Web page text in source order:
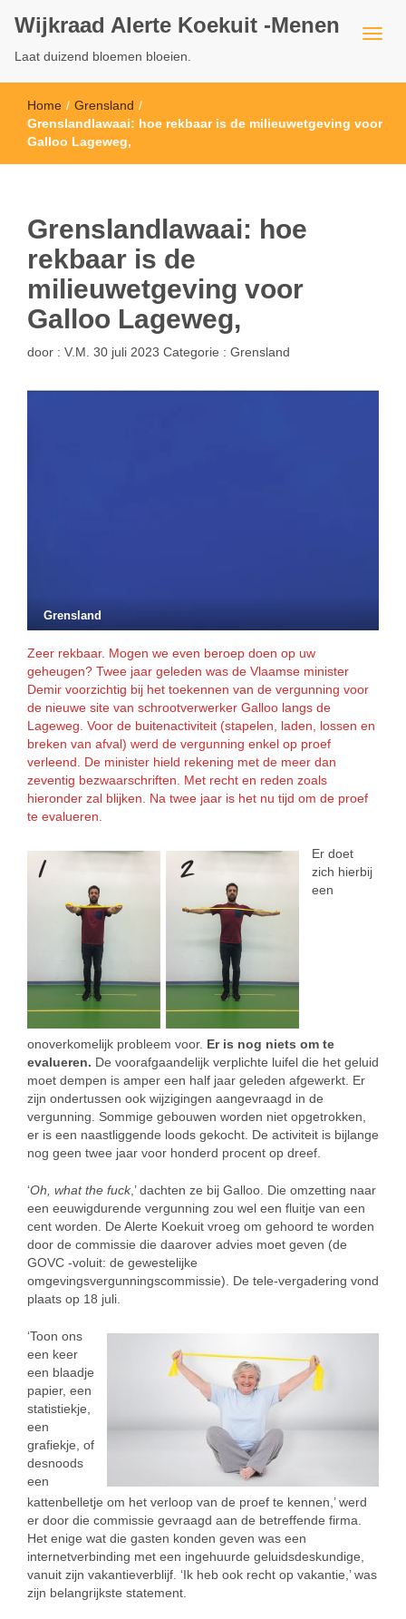
Wijkraad Alerte Koekuit -Menen
Laat duizend bloemen bloeien.
Home / Grensland /
Grenslandlawaai: hoe rekbaar is de milieuwetgeving voor
Galloo Lageweg,
Grenslandlawaai: hoe
rekbaar is de
milieuwetgeving voor
Galloo Lageweg,
door : V.M. 30 juli 2023 Categorie : Grensland
Grensland
Zeer rekbaar. Mogen we even beroep doen op uw
geheugen? Twee jaar geleden was de Vlaamse minister
Demir voorzichtig bij het toekennen van de vergunning voor
de nieuwe site van schrootverwerker Galloo langs de
Lageweg. Voor de buitenactiviteit (stapelen, laden, lossen en
breken van afval) werd de vergunning enkel op proef
verleend. De minister hield rekening met de meer dan
zeventig bezwaarschriften. Met recht en reden zoals
hieronder zal blijken. Na twee jaar is het nu tijd om de proef
te evalueren.
Er doet
zich hierbij
een
onoverkomelijk probleem voor. Er is nog niets om te
evalueren. De voorafgaandelijk verplichte luifel die het geluid
moet dempen is amper een half jaar geleden afgewerkt. Er
zijn ondertussen ook wijzigingen aangevraagd in de
vergunning. Sommige gebouwen worden niet opgetrokken,
er is een naastliggende loods gekocht. De activiteit is bijlange
nog geen twee jaar voor honderd procent op dreef.
‘Oh, what the fuck,’ dachten ze bij Galloo. Die omzetting naar
een eeuwigdurende vergunning zou wel een fluitje van een
cent worden. De Alerte Koekuit vroeg om gehoord te worden
door de commissie die daarover advies moet geven (de
GOVC -voluit: de gewestelijke
omgevingsvergunningscommissie). De tele-vergadering vond
plaats op 18 juli.
‘Toon ons
een keer
een blaadje
papier, een
statistiekje,
een
grafiekje, of
desnoods
een
kattenbelletje om het verloop van de proef te kennen,’ werd
er door die commissie gevraagd aan de betreffende firma.
Het enige wat die gasten konden geven was een
internetverbinding met een ingehuurde geluidsdeskundige,
vanuit zijn vakantieverblijf. ‘Ik heb ook recht op vakantie,’ was
zijn belangrijkste statement.